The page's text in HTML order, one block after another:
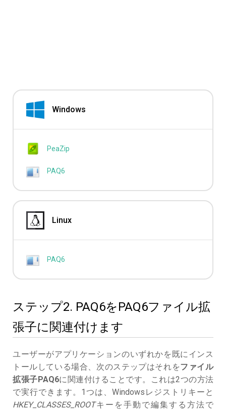
Windows
PeaZip
PAQ6
Linux
PAQ6
ステップ2. PAQ6をPAQ6ファイル拡
張子に関連付けます
ユーザーがアプリケーションのいずれかを既にインス
トールしている場合、次のステップはそれをファイル
拡張子PAQ6に関連付けることです。これは2つの方法
で実行できます。1つは、Windowsレジストリキーと
HKEY_CLASSES_ROOTキーを手動で編集する方法で